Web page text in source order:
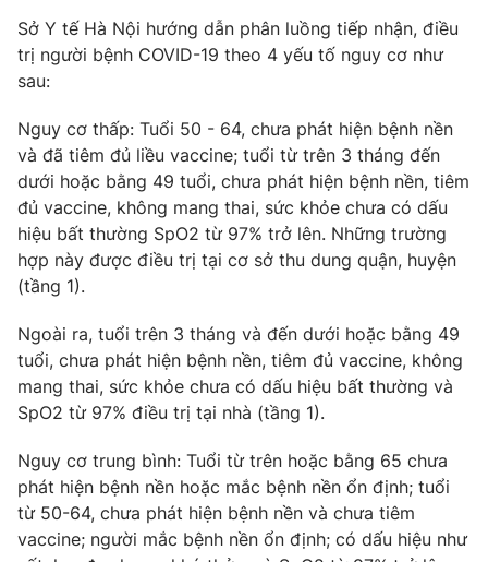
Chuyên mục khác
Emagazine Podcast
Photo Infographic
Video Shorts video
VTV Money VTV Thể thao
Thị trường 24h Tấm lòng Việt
VTV9 VTV8
Sở Y tế Hà Nội hướng dẫn phân luồng tiếp nhận, điều
trị người bệnh COVID-19 theo 4 yếu tố nguy cơ như
sau:
Nguy cơ thấp: Tuổi 50 - 64, chưa phát hiện bệnh nền
và đã tiêm đủ liều vaccine; tuổi từ trên 3 tháng đến
dưới hoặc bằng 49 tuổi, chưa phát hiện bệnh nền, tiêm
đủ vaccine, không mang thai, sức khỏe chưa có dấu
hiệu bất thường SpO2 từ 97% trở lên. Những trường
hợp này được điều trị tại cơ sở thu dung quận, huyện
(tầng 1).
Ngoài ra, tuổi trên 3 tháng và đến dưới hoặc bằng 49
tuổi, chưa phát hiện bệnh nền, tiêm đủ vaccine, không
mang thai, sức khỏe chưa có dấu hiệu bất thường và
SpO2 từ 97% điều trị tại nhà (tầng 1).
Nguy cơ trung bình: Tuổi từ trên hoặc bằng 65 chưa
phát hiện bệnh nền hoặc mắc bệnh nền ổn định; tuổi
từ 50-64, chưa phát hiện bệnh nền và chưa tiêm
vaccine; người mắc bệnh nền ổn định; có dấu hiệu như